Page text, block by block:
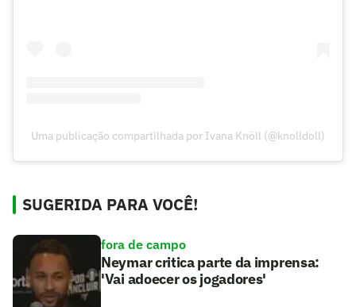
Uma publicação compartilhada por Ivana Knöll (@knolldoll)
SUGERIDA PARA VOCÊ!
fora de campo
Neymar critica parte da imprensa:
'Vai adoecer os jogadores'